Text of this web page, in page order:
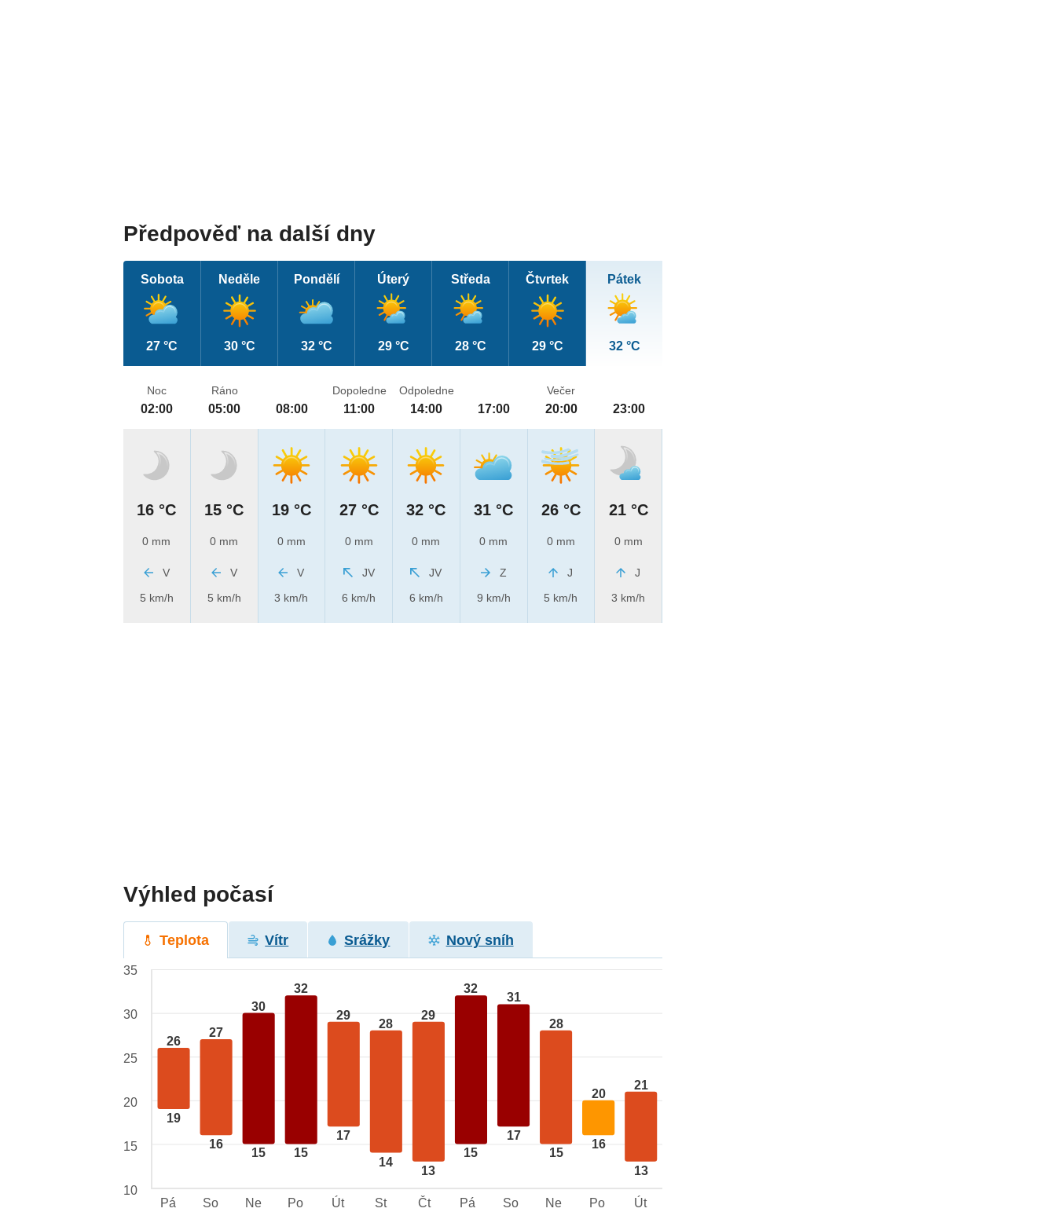
Předpověď na další dny
Sobota
27 °C
Neděle
30 °C
Pondělí
32 °C
Úterý
29 °C
Středa
28 °C
Čtvrtek
29 °C
Pátek
32 °C
Noc
02:00
16 °C
0 mm
V
5 km/h
Ráno
05:00
15 °C
0 mm
V
5 km/h
08:00
19 °C
0 mm
V
3 km/h
Dopoledne
11:00
27 °C
0 mm
JV
6 km/h
Odpoledne
14:00
32 °C
0 mm
JV
6 km/h
17:00
31 °C
0 mm
Z
9 km/h
Večer
20:00
26 °C
0 mm
J
5 km/h
23:00
21 °C
0 mm
J
3 km/h
Výhled počasí
Teplota Vítr Srážky Nový sníh
26
19
27
16
30
15
32
15
29
17
28
14
29
13
32
15
31
17
28
15
20
16
21
13
35
30
25
20
15
10
Pá
So Ne Po Út St Čt Pá So Ne Po Út